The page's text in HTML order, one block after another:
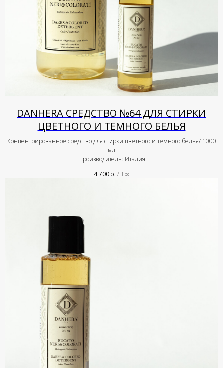
DANHERA СРЕДСТВО №64 ДЛЯ СТИРКИ
ЦВЕТНОГО И ТЕМНОГО БЕЛЬЯ
Концентрированное средство для стирки цветного и темного белья/ 1000
мл
Производитель: Италия
4 700р. / 1 pc